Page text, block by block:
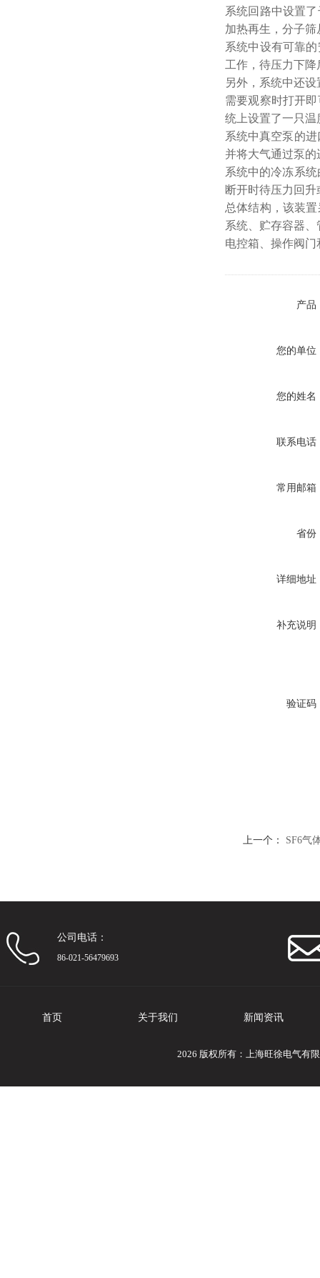
系统回路中设置
加热再生，分子
系统中设有可靠
工作，待压力下
另外，系统中还
需要观察时打开
统上设置了一只温
系统中真空泵的
并将大气通过泵
系统中的冷冻系
断开时待压力回
总体结构，该装
系统、贮存容器
电控箱、操作阀
产品
您的单位
您的姓名
联系电话
常用邮箱
省份
详细地址
补充说明
验证码
上一个： SF6气
公司电话：
86-021-56479693
首页 关于我们 新闻资讯
2026 版权所有：上海旺徐电气有